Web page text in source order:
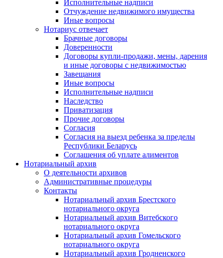
Исполнительные надписи
Отчуждение недвижимого имущества
Иные вопросы
Нотариус отвечает
Брачные договоры
Доверенности
Договоры купли-продажи, мены, дарения
и иные договоры с недвижимостью
Завещания
Иные вопросы
Исполнительные надписи
Наследство
Приватизация
Прочие договоры
Согласия
Согласия на выезд ребенка за пределы
Республики Беларусь
Соглашения об уплате алиментов
Нотариальный архив
О деятельности архивов
Административные процедуры
Контакты
Нотариальный архив Брестского
нотариального округа
Нотариальный архив Витебского
нотариального округа
Нотариальный архив Гомельского
нотариального округа
Нотариальный архив Гродненского